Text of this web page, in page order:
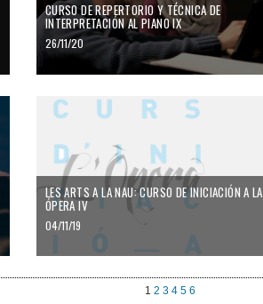
CURSO DE REPERTORIO Y TÉCNICA DE
INTERPRETACIÓN AL PIANO IX
26/11/20
LES ARTS A LA NAU: CURSO DE INICIACIÓN A LA
ÓPERA IV
04/11/19
1 2 3 4 5 6